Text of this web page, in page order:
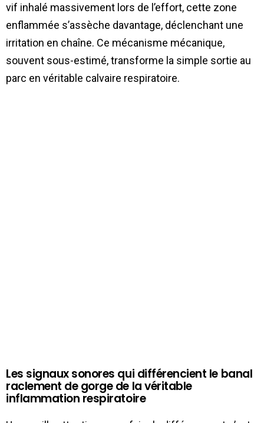
vif inhalé massivement lors de l’effort, cette zone
enflammée s’assèche davantage, déclenchant une
irritation en chaîne. Ce mécanisme mécanique,
souvent sous-estimé, transforme la simple sortie au
parc en véritable calvaire respiratoire.
Les signaux sonores qui différencient le banal
raclement de gorge de la véritable
inflammation respiratoire